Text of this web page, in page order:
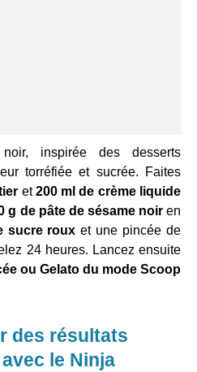
inspirée des desserts
torréfiée et sucrée. Faites
et200 ml de crème liquide
g de pâte de sésame noiren
sucre roux et une pincée de
24 heures. Lancez ensuite
ou Gelato du mode Scoop
des résultats
le Ninja